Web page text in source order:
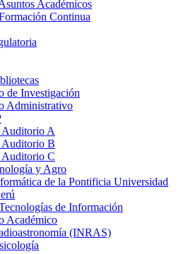
Académicos
Continua
de Investigación
Administrativo
Auditorio A
Auditorio B
Auditorio C
y Agro
de la Pontificia Universidad
de Información
Académico
(INRAS)